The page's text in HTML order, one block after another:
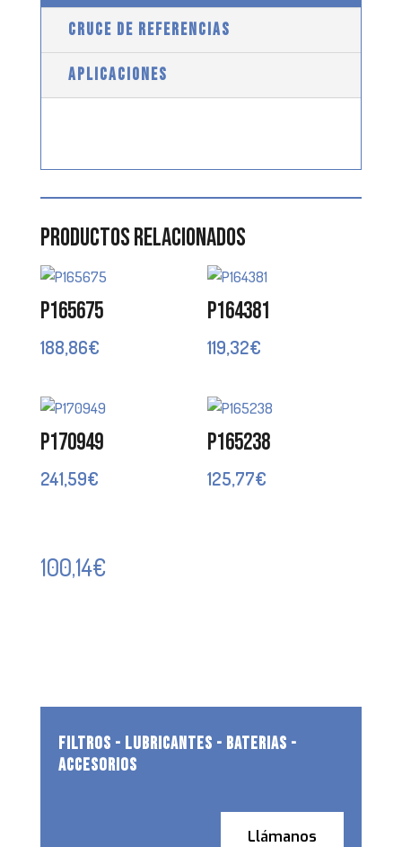
CRUCE DE REFERENCIAS
APLICACIONES
Productos relacionados
P165675
188,86€
P164381
119,32€
P170949
241,59€
P165238
125,77€
100,14€
FILTROS - LUBRICANTES - BATERIAS -
ACCESORIOS
Llámanos